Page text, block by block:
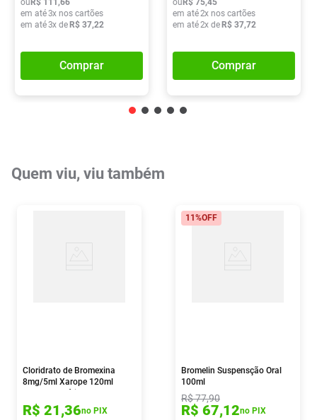
ou R$ 111 ,66
em até3x nos cartões
em até3x de R$ 37,22
Comprar
ou R$ 75,45
em até2x nos cartões
em até2x de R$ 37,72
Comprar
Quem viu, viu também
Cloridrato de Bromexina
8mg/5ml Xarope 120ml
R$ 21,36no PIX
11%OFF
Bromelin Suspensção Oral
100ml
R$77,90
R$ 67,12no PIX